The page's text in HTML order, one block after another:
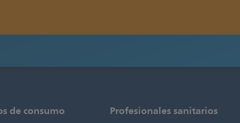
de consumo Profesionales sanitarios